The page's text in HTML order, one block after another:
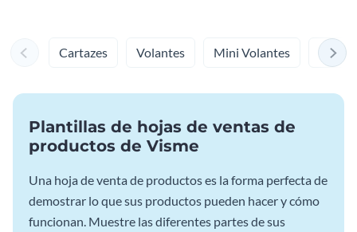
Cartazes Volantes Mini Volantes Menús
Plantillas de hojas de ventas de
productos de Visme
Una hoja de venta de productos es la forma perfecta de
demostrar lo que sus productos pueden hacer y cómo
funcionan. Muestre las diferentes partes de sus